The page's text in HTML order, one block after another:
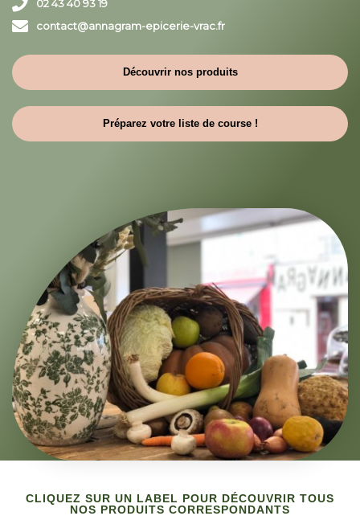
02 43 40 93 19
contact@annagram-epicerie-vrac.fr
Découvrir nos produits
Préparez votre liste de course !
CLIQUEZ SUR UN LABEL POUR DÉCOUVRIR TOUS
NOS PRODUITS CORRESPONDANTS